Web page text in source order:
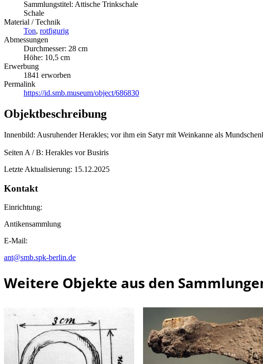
Sammlungstitel: Attische Trinkschale
Schale
Material / Technik
Ton, rotfigurig
Abmessungen
Durchmesser: 28 cm
Höhe: 10,5 cm
Erwerbung
1841 erworben
Permalink
https://id.smb.museum/object/686830
Objektbeschreibung
Innenbild: Ausruhender Herakles; vor ihm ein Satyr mit Weinkanne als
Seiten A / B: Herakles vor Busiris
Letzte Aktualisierung: 15.12.2025
Kontakt
Einrichtung:
Antikensammlung
E-Mail:
ant@smb.spk-berlin.de
Weitere Objekte aus den